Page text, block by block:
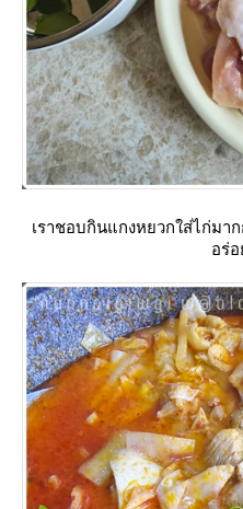
เราชอบกินแกงหยวกใส่ไก่มา
อร่